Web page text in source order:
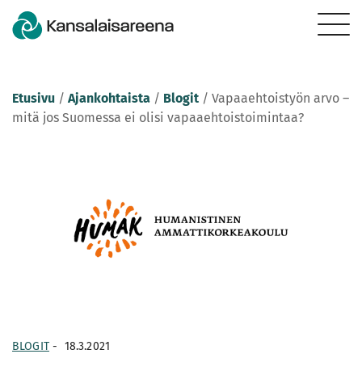
Etusivu / Ajankohtaista / Blogit / Vapaaehtoistyön arvo –
mitä jos Suomessa ei olisi vapaaehtoistoimintaa?
BLOGIT- 18.3.2021